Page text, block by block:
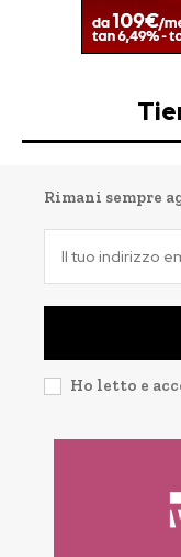
Rimani sempre
Ho letto e